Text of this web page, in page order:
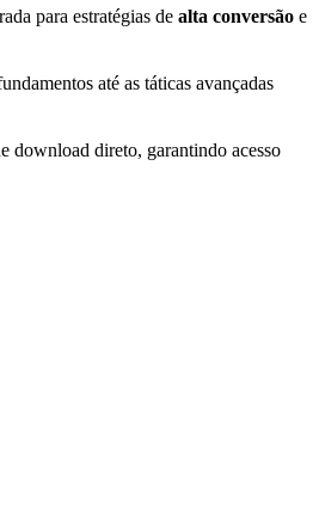
para estratégias de alta conversão e
até as táticas avançadas
download direto, garantindo acesso